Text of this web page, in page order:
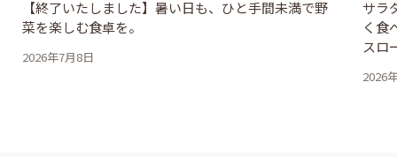
【終了いたしました】暑い日も、ひと手間未満で野
菜を楽しむ食卓を。
2026年7月8日
サラ
く食
スロ
2026